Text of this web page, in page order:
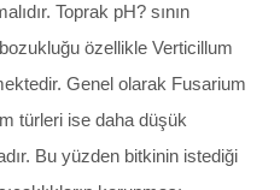
Toprak pH? sının
özellikle Verticillum
Genel olarak Fusarium
türleri ise daha düşük
Bu yüzden bitkinin istediği